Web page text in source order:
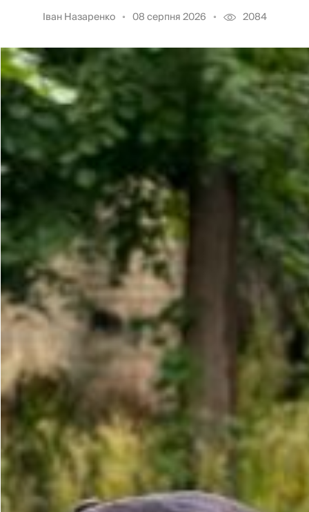
Іван Назаренко 08 серпня 2026 2084